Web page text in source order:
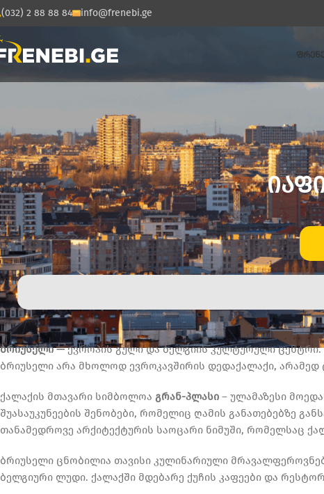
(032) 2 88 88 84 info@frenebi.ge
ბრიუსელი —ევროპის გული და ბელგიის კულტურული
ბრიუსელი არა მხოლოდ ევროკავშირის დედაქალაქი,
ქალაქის მთავარი სიმბოლოა გრან-პლასი – ულამაზესი
შუასაუკუნეების შენობები, რომელიც ღამის განათებებზე
თანამედროვე არქიტექტურის საოცარი ნიმუში, რომელსაც
ბრიუსელი ცნობილია თავისი კულინარიული
ბელგიური ლუდი. ქალაქში მდებარე ქუჩის კაფეები და